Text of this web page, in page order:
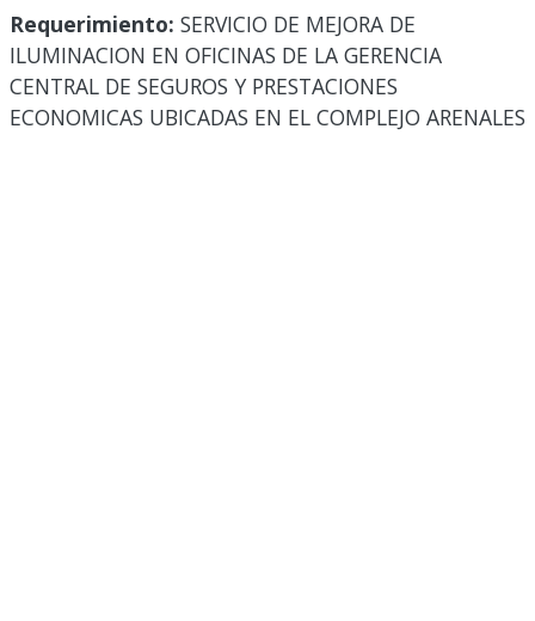
Requerimiento: SERVICIO DE MEJORA DE
ILUMINACION EN OFICINAS DE LA GERENCIA
CENTRAL DE SEGUROS Y PRESTACIONES
ECONOMICAS UBICADAS EN EL COMPLEJO ARENALES